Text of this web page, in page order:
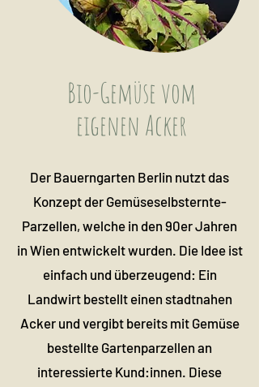
Bio-Gemüse vom
eigenen Acker
Der Bauerngarten Berlin nutzt das
Konzept der Gemüseselbsternte-
Parzellen, welche in den 90er Jahren
in Wien entwickelt wurden. Die Idee ist
einfach und überzeugend: Ein
Landwirt bestellt einen stadtnahen
Acker und vergibt bereits mit Gemüse
bestellte Gartenparzellen an
interessierte Kund:innen. Diese